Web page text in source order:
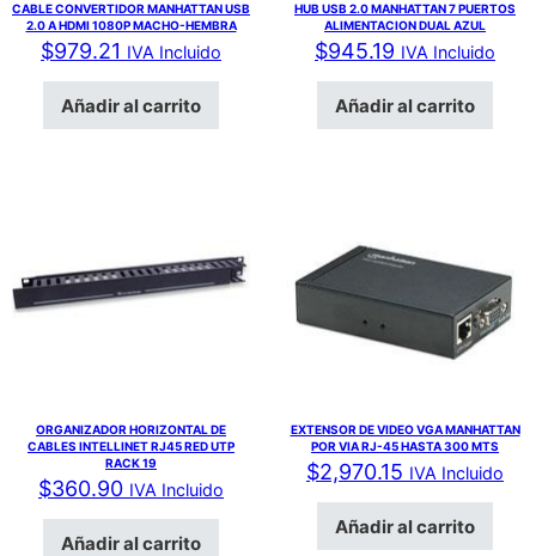
CABLE CONVERTIDOR MANHATTAN USB
2.0 A HDMI 1080P MACHO-HEMBRA
$979.21 IVA Incluido
Añadir al carrito
HUB USB 2.0 MANHATTAN 7 PUERTOS
ALIMENTACION DUAL AZUL
$945.19 IVA Incluido
Añadir al carrito
ORGANIZADOR HORIZONTAL DE
CABLES INTELLINET RJ45 RED UTP
RACK 19
$360.90 IVA Incluido
Añadir al carrito
EXTENSOR DE VIDEO VGA MANHATTAN
POR VIA RJ-45 HASTA 300 MTS
$2,970.15 IVA Incluido
Añadir al carrito